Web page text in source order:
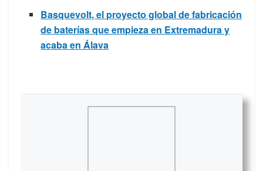
Basquevolt, el proyecto global de fabricación
de baterías que empieza en Extremadura y
acaba en Álava